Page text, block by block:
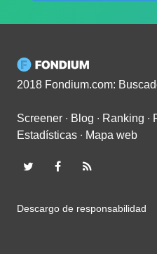
2018 Fondium.com:
Screener ∙ Blog ∙ Ranking ∙
Estadísticas ∙ Mapa web
Descargo de responsabilidad